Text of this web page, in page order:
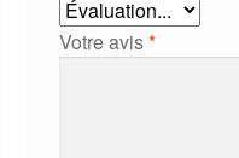
Votre avis*